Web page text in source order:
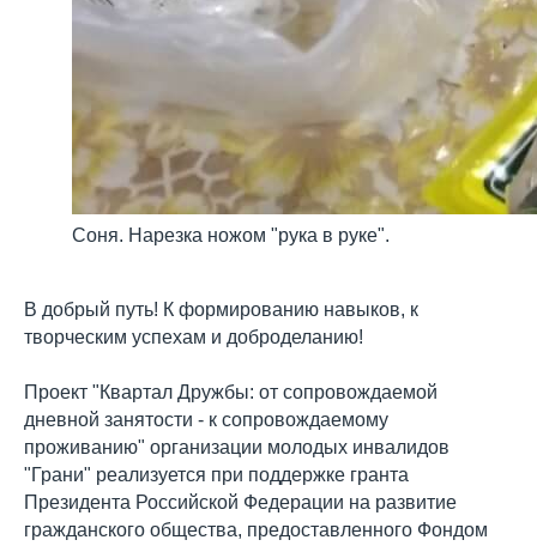
Соня. Нарезка ножом "рука в руке".
В добрый путь! К формированию навыков, к
творческим успехам и доброделанию!
Проект "Квартал Дружбы: от сопровождаемой
дневной занятости - к сопровождаемому
проживанию" организации молодых инвалидов
"Грани" реализуется при поддержке гранта
Президента Российской Федерации на развитие
гражданского общества, предоставленного Фондом